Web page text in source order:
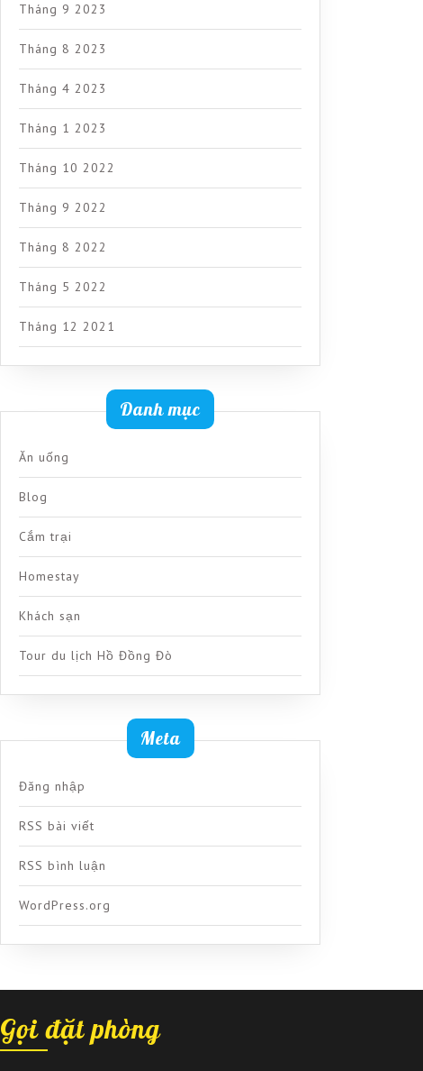
Tháng 9 2023
Tháng 8 2023
Tháng 4 2023
Tháng 1 2023
Tháng 10 2022
Tháng 9 2022
Tháng 8 2022
Tháng 5 2022
Tháng 12 2021
Danh mục
Ăn uống
Blog
Cắm trại
Homestay
Khách sạn
Tour du lịch Hồ Đồng Đò
Meta
Đăng nhập
RSS bài viết
RSS bình luận
WordPress.org
Gọi đặt phòng